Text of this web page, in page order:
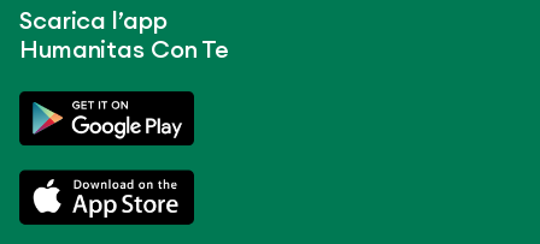
Scarica l’app
Humanitas Con Te